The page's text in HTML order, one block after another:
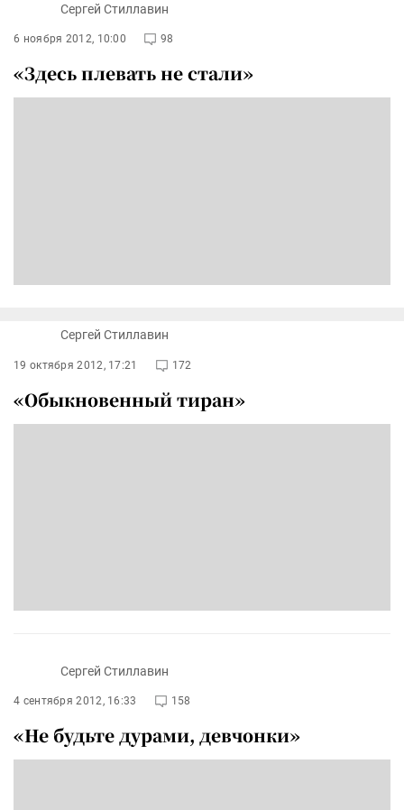
Сергей Стиллавин
6 ноября 2012, 10:00 98
«Здесь плевать не стали»
Сергей Стиллавин
19 октября 2012, 17:21 172
«Обыкновенный тиран»
Сергей Стиллавин
4 сентября 2012, 16:33 158
«Не будьте дурами, девчонки»